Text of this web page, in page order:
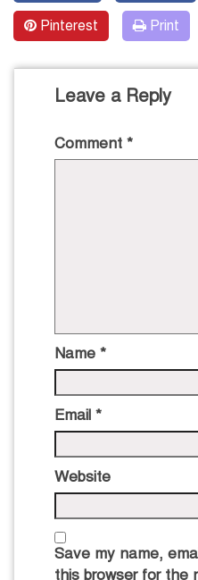
Pinterest Print
Leave a Reply
Comment *
Name *
Email *
Website
Save my name,
this browser for the